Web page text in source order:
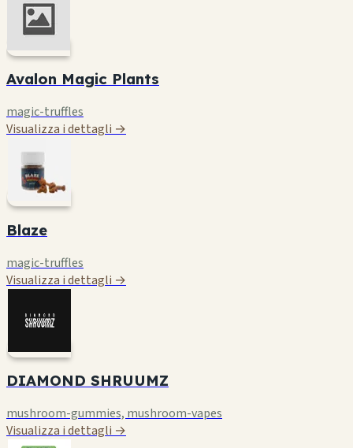
Avalon Magic Plants
magic-truffles
Visualizza i dettagli →
Blaze
magic-truffles
Visualizza i dettagli →
DIAMOND SHRUUMZ
mushroom-gummies, mushroom-vapes
Visualizza i dettagli →